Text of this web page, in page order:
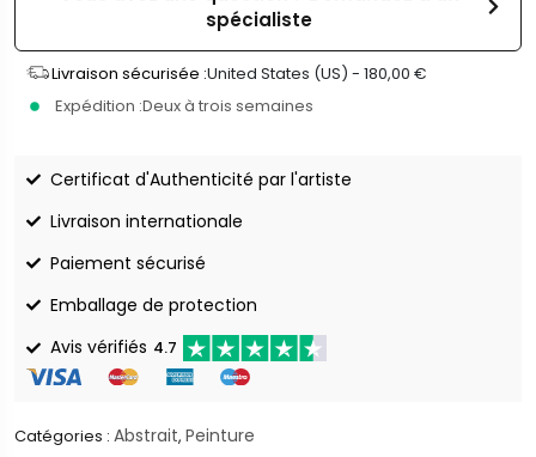
spécialiste
Livraison sécurisée :United States (US) - 180,00 €
Expédition :Deux à trois semaines
Certificat d'Authenticité par l'artiste
Livraison internationale
Paiement sécurisé
Emballage de protection
Avis vérifiés 4.7
Catégories : Abstrait, Peinture